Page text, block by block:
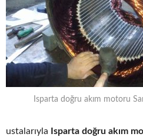
Isparta doğru akım motoru
ustalarıyla Isparta doğru akım